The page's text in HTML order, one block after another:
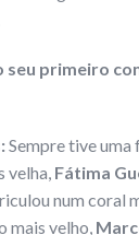
seu primeiro
Sempre tive uma
velha, Fátima
num coral
mais velho,